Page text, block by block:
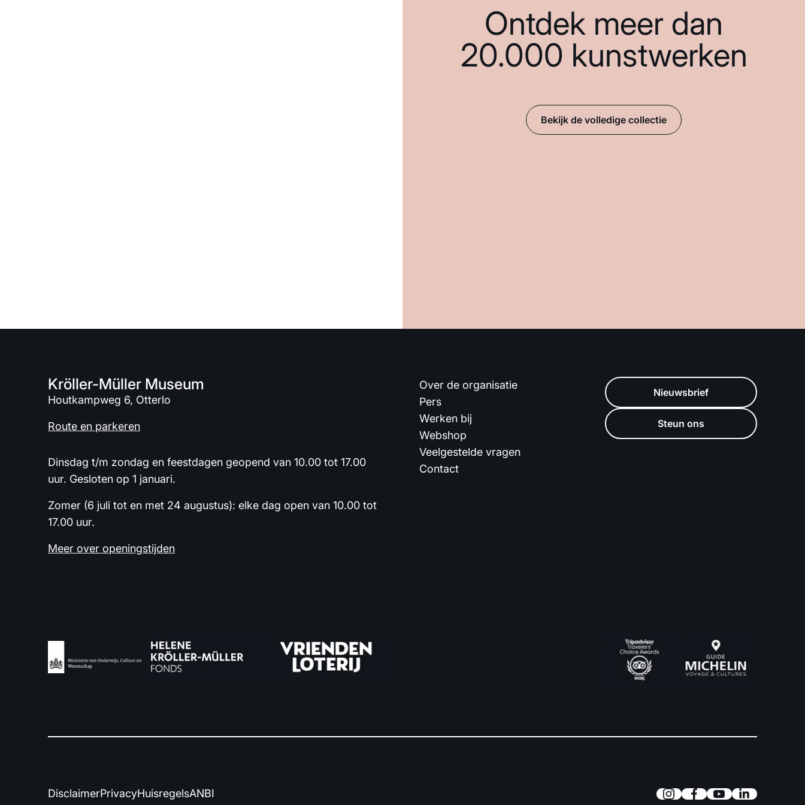
Ontdek meer dan
20.000 kunstwerken
Bekijk de volledige collectie
Kröller-Müller Museum
Houtkampweg 6, Otterlo
Route en parkeren
Dinsdag t/m zondag en feestdagen geopend van 10.00 tot 17.00
uur. Gesloten op 1 januari.
Zomer (6 juli tot en met 24 augustus): elke dag open van 10.00 tot
17.00 uur.
Meer over openingstijden
Over de organisatie
Pers
Werken bij
Webshop
Veelgestelde vragen
Contact
Nieuwsbrief
Steun ons
DisclaimerPrivacyHuisregelsANBI